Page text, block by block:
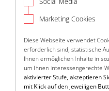
Marketing Cookies
Diese Webseite verwendet
erforderlich sind, statistische
Ihnen ermöglichen Inhalte in
um Ihnen interessengerechte
aktivierter Stufe, akzeptieren
mit Klick auf den jeweiligen